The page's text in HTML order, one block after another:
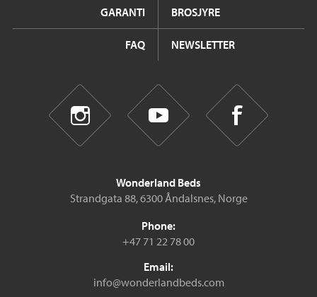
GARANTI BROSJYRE
FAQ NEWSLETTER
Wonderland Beds
Strandgata 88, 6300 Åndalsnes, Norge
Phone:
+47 71 22 78 00
Email:
info@wonderlandbeds.com